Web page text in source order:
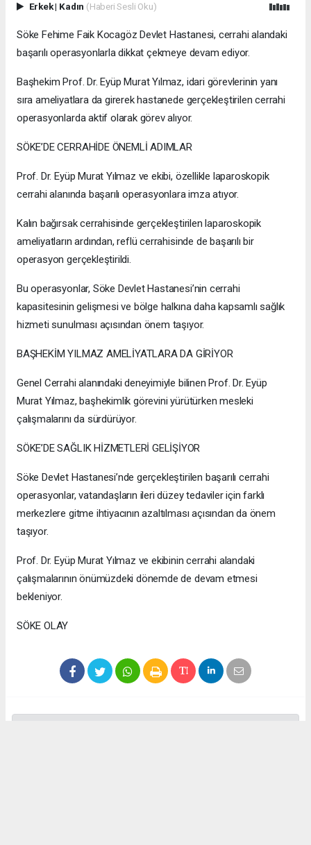
Erkek| Kadın (Haberi Sesli Oku)
Söke Fehime Faik Kocagöz Devlet Hastanesi, cerrahi alandaki
başarılı operasyonlarla dikkat çekmeye devam ediyor.
Başhekim Prof. Dr. Eyüp Murat Yılmaz, idari görevlerinin yanı
sıra ameliyatlara da girerek hastanede gerçekleştirilen cerrahi
operasyonlarda aktif olarak görev alıyor.
SÖKE’DE CERRAHİDE ÖNEMLİ ADIMLAR
Prof. Dr. Eyüp Murat Yılmaz ve ekibi, özellikle laparoskopik
cerrahi alanında başarılı operasyonlara imza atıyor.
Kalın bağırsak cerrahisinde gerçekleştirilen laparoskopik
ameliyatların ardından, reflü cerrahisinde de başarılı bir
operasyon gerçekleştirildi.
Bu operasyonlar, Söke Devlet Hastanesi’nin cerrahi
kapasitesinin gelişmesi ve bölge halkına daha kapsamlı sağlık
hizmeti sunulması açısından önem taşıyor.
BAŞHEKİM YILMAZ AMELİYATLARA DA GİRİYOR
Genel Cerrahi alanındaki deneyimiyle bilinen Prof. Dr. Eyüp
Murat Yılmaz, başhekimlik görevini yürütürken mesleki
çalışmalarını da sürdürüyor.
SÖKE’DE SAĞLIK HİZMETLERİ GELİŞİYOR
Söke Devlet Hastanesi’nde gerçekleştirilen başarılı cerrahi
operasyonlar, vatandaşların ileri düzey tedaviler için farklı
merkezlere gitme ihtiyacının azaltılması açısından da önem
taşıyor.
Prof. Dr. Eyüp Murat Yılmaz ve ekibinin cerrahi alandaki
çalışmalarının önümüzdeki dönemde de devam etmesi
bekleniyor.
SÖKE OLAY